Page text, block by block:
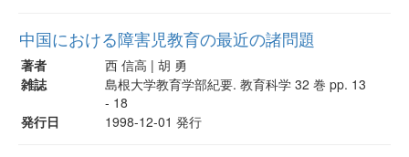
中国における障害児教育の最近の諸問題
著者
西 信高 | 胡 勇
雑誌
島根大学教育学部紀要. 教育科学 32 巻 pp. 13
- 18
発行日
1998-12-01 発行